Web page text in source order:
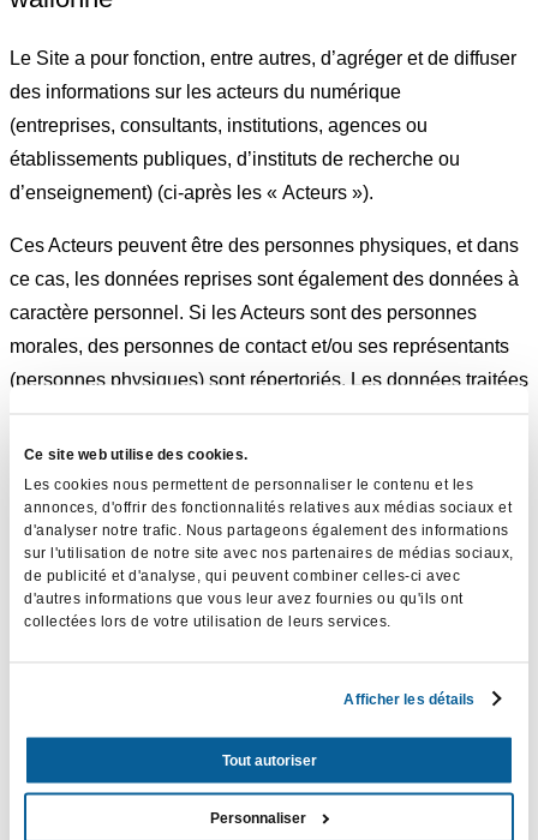
Ce site web utilise des cookies.
Les cookies nous permettent de personnaliser le contenu et les
annonces, d'offrir des fonctionnalités relatives aux médias sociaux et
d'analyser notre trafic. Nous partageons également des informations
sur l'utilisation de notre site avec nos partenaires de médias sociaux,
de publicité et d'analyse, qui peuvent combiner celles-ci avec
d'autres informations que vous leur avez fournies ou qu'ils ont
collectées lors de votre utilisation de leurs services.
Afficher les détails
Tout autoriser
Personnaliser
Le Site a pour fonction, entre autres, d’agréger et de diffuser
des informations sur les acteurs du numérique
(entreprises, consultants, institutions, agences ou
établissements publiques, d’instituts de recherche ou
d’enseignement) (ci-après les « Acteurs »).
Ces Acteurs peuvent être des personnes physiques, et dans
ce cas, les données reprises sont également des données à
caractère personnel. Si les Acteurs sont des personnes
morales, des personnes de contact et/ou ses représentants
(personnes physiques) sont répertoriés. Les données traitées
caractère personnel dans ce cas.
Les données traitées concernant les Acteurs sont, entre
autres, les suivantes :
Identification de l’entité juridique : Informations
officielles et administratives de l’entreprise (BCE, TVA,
photos, données de contact (téléphone, fax, adresses
mail, adresse physique), rôles au sein de l’entreprise,
abonnements aux newsletters, réseaux sociaux, tags,